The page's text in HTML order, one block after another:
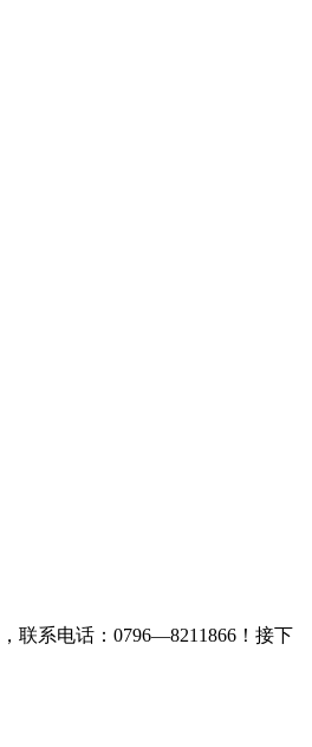
，联系电话：0796—8211866！接下